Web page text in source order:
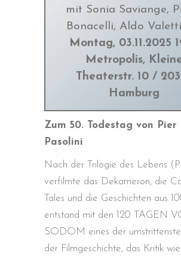
mit Sonia Saviange,
Bonacelli, Aldo
Montag, 03.11.2025
Metropolis,
Theaterstr. 10 /
Hamburg
Zum 50. Todestag von Pier
Pasolini
Nach der Trilogie des Lebens
verfilmte das Dekameron, die
Tales und die Geschichten aus
entstand mit den 120 TAGEN
SODOM eines der
der Filmgeschichte, das Kritik